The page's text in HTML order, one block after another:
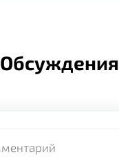
Обсуждения